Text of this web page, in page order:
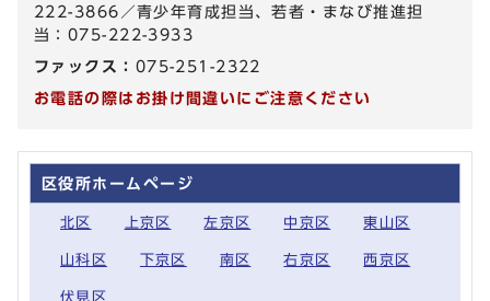
222-3866／青少年育成担当、若者・まなび推進担
当：075-222-3933
ファックス： 075-251-2322
お電話の際はお掛け間違いにご注意ください
区役所ホームページ
北区 上京区 左京区 中京区 東山区
山科区 下京区 南区 右京区 西京区
伏見区